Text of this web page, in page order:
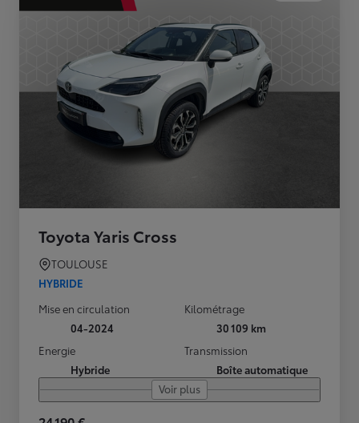
Toyota Yaris Cross
TOULOUSE
HYBRIDE
Mise en circulation
04-2024
Kilométrage
30 109 km
Energie
Hybride
Transmission
Boîte automatique
Voir plus